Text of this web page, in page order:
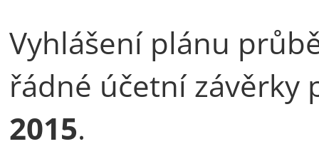
Vyhlášení plánu
řádné účetní závěrky
2015.